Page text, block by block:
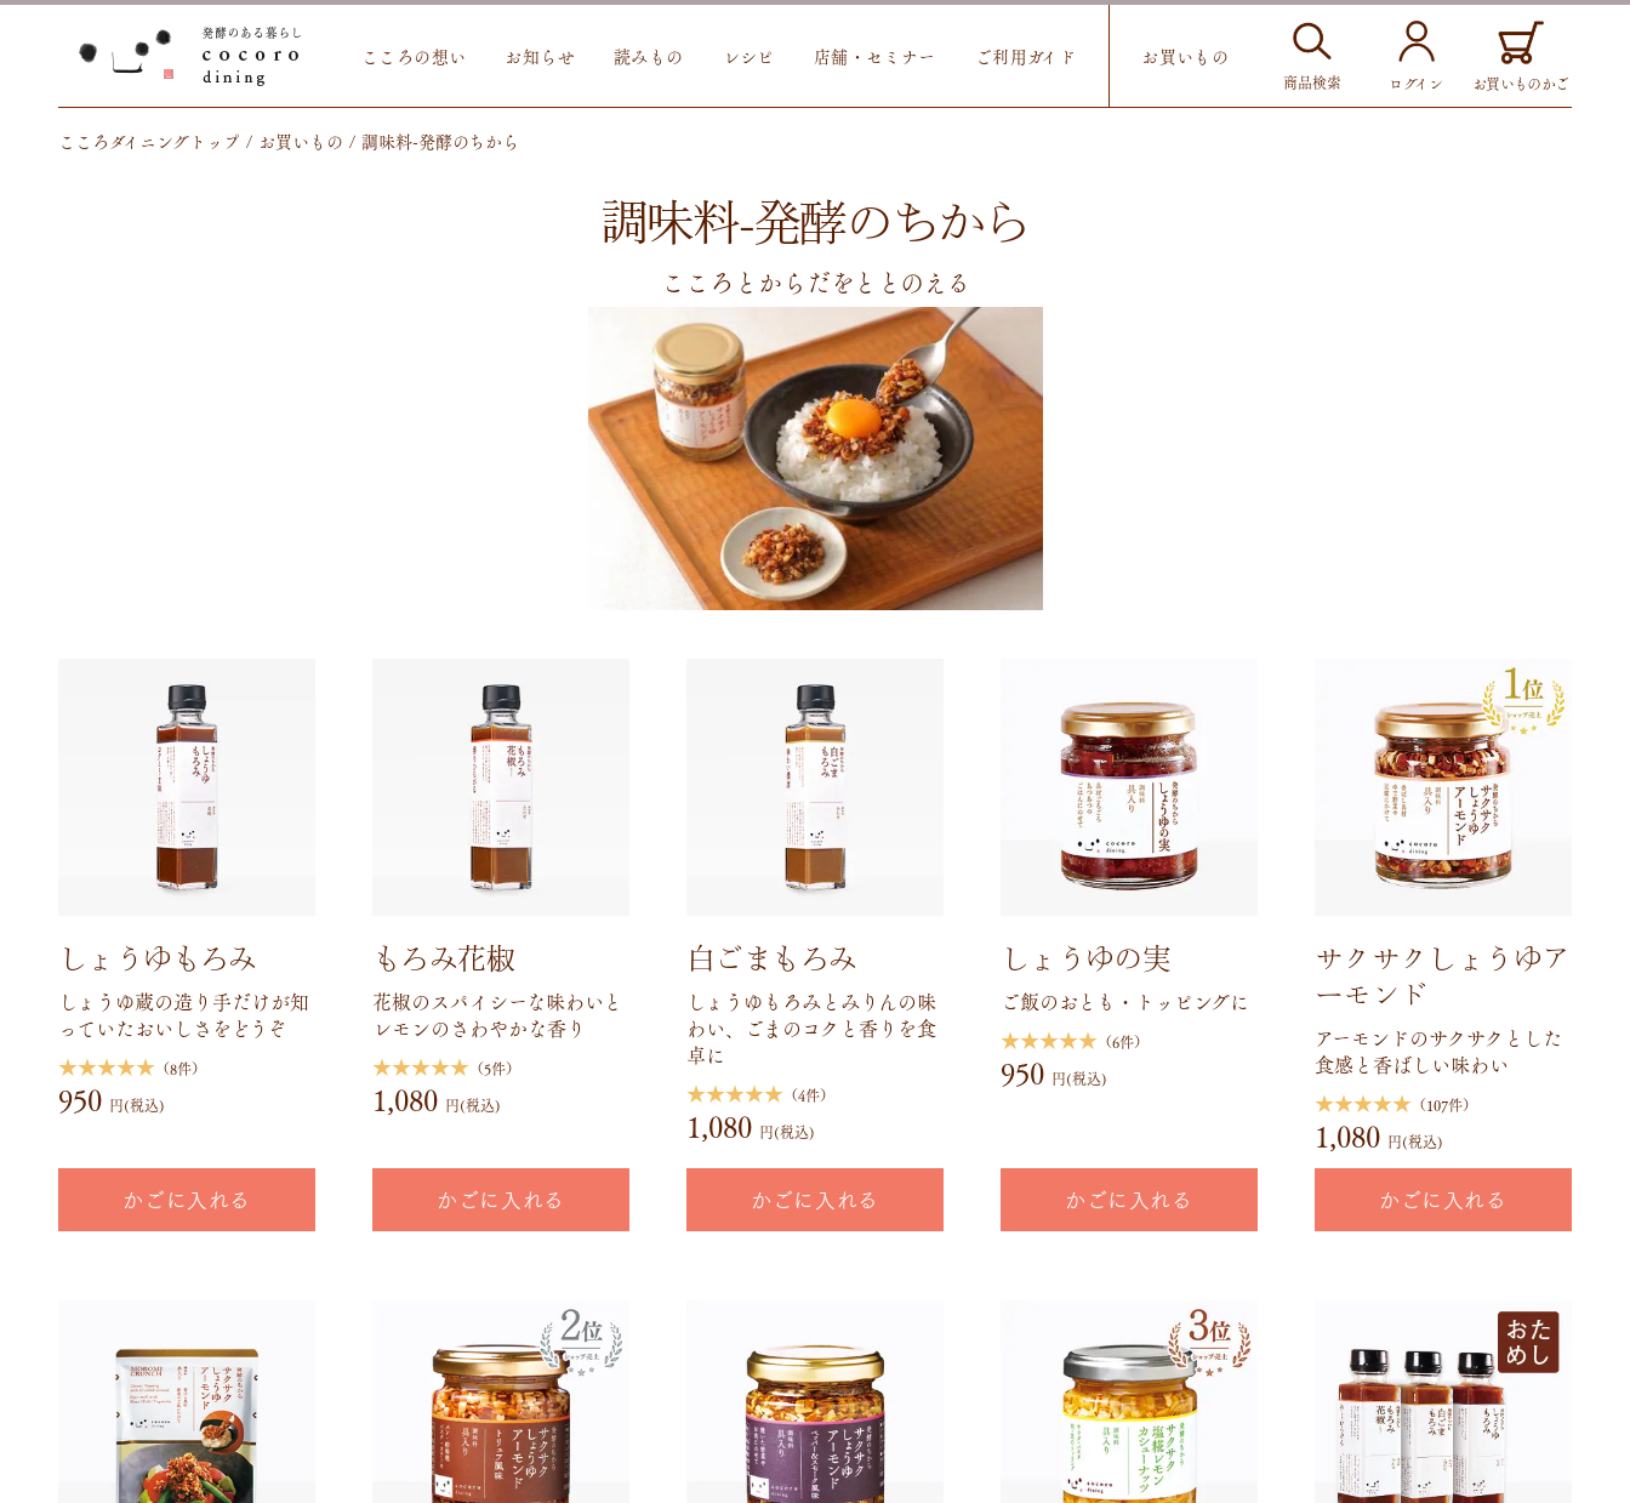
こころの想い お知らせ 読みもの レシピ 店舗・セミナー ご利用ガイド お買いもの
商品検索 ログイン お買いものかご
こころダイニングトップ お買いもの 調味料-発酵のちから
調味料-発酵のちから
こころとからだをととのえる
しょうゆもろみ
しょうゆ蔵の造り手だけが知
っていたおいしさをどうぞ
★★★★★ （8件）
950 円(税込)
かごに入れる
もろみ花椒
花椒のスパイシーな味わいと
レモンのさわやかな香り
★★★★★ （5件）
1,080 円(税込)
かごに入れる
白ごまもろみ
しょうゆもろみとみりんの味
わい、ごまのコクと香りを食
卓に
★★★★★ （4件）
1,080 円(税込)
かごに入れる
しょうゆの実
ご飯のおとも・トッピングに
★★★★★ （6件）
950 円(税込)
かごに入れる
サクサクしょうゆア
ーモンド
アーモンドのサクサクとした
食感と香ばしい味わい
★★★★★ （107件）
1,080 円(税込)
かごに入れる